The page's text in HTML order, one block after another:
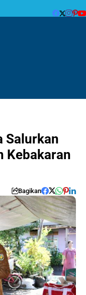
Salurkan
Kebakaran
Bagikan